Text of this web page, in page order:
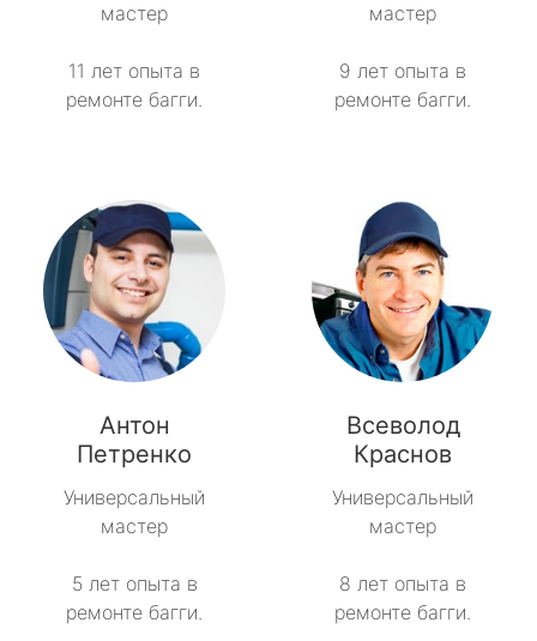
мастер
11 лет опыта в
ремонте багги.
мастер
9 лет опыта в
ремонте багги.
Антон
Петренко
Универсальный
мастер
5 лет опыта в
ремонте багги.
Всеволод
Краснов
Универсальный
мастер
8 лет опыта в
ремонте багги.